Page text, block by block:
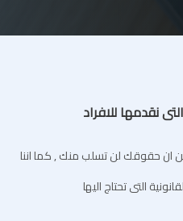
نقدمها للافراد
حقوقك لن تسلب منك , كما اننا
التى تحتاج اليها